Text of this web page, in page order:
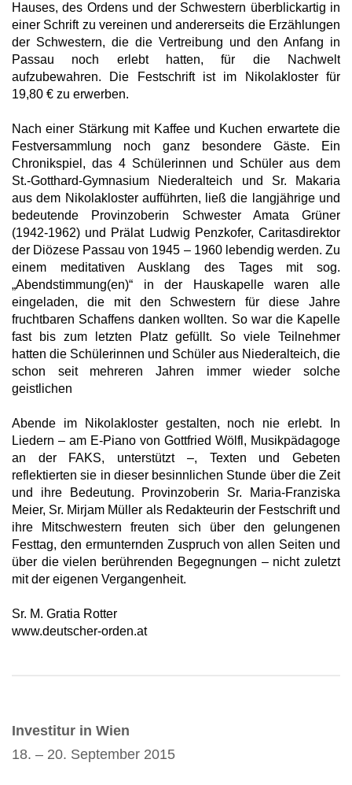
Hauses, des Ordens und der Schwestern überblickartig in
einer Schrift zu vereinen und andererseits die Erzählungen
der Schwestern, die die Vertreibung und den Anfang in
Passau noch erlebt hatten, für die Nachwelt
aufzubewahren. Die Festschrift ist im Nikolakloster für
19,80 € zu erwerben.
Nach einer Stärkung mit Kaffee und Kuchen erwartete die
Festversammlung noch ganz besondere Gäste. Ein
Chronikspiel, das 4 Schülerinnen und Schüler aus dem
St.-Gotthard-Gymnasium Niederalteich und Sr. Makaria
aus dem Nikolakloster aufführten, ließ die langjährige und
bedeutende Provinzoberin Schwester Amata Grüner
(1942-1962) und Prälat Ludwig Penzkofer, Caritasdirektor
der Diözese Passau von 1945 – 1960 lebendig werden. Zu
einem meditativen Ausklang des Tages mit sog.
„Abendstimmung(en)“ in der Hauskapelle waren alle
eingeladen, die mit den Schwestern für diese Jahre
fruchtbaren Schaffens danken wollten. So war die Kapelle
fast bis zum letzten Platz gefüllt. So viele Teilnehmer
hatten die Schülerinnen und Schüler aus Niederalteich, die
schon seit mehreren Jahren immer wieder solche
geistlichen
Abende im Nikolakloster gestalten, noch nie erlebt. In
Liedern – am E-Piano von Gottfried Wölfl, Musikpädagoge
an der FAKS, unterstützt –, Texten und Gebeten
reflektierten sie in dieser besinnlichen Stunde über die Zeit
und ihre Bedeutung. Provinzoberin Sr. Maria-Franziska
Meier, Sr. Mirjam Müller als Redakteurin der Festschrift und
ihre Mitschwestern freuten sich über den gelungenen
Festtag, den ermunternden Zuspruch von allen Seiten und
über die vielen berührenden Begegnungen – nicht zuletzt
mit der eigenen Vergangenheit.
Sr. M. Gratia Rotter
www.deutscher-orden.at
Investitur in Wien
18. – 20. September 2015